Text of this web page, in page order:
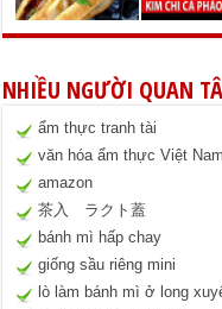
NHIỀU NGƯỜI QUAN
ẩm thực tranh tài
văn hóa ẩm thực Việt Nam
amazon
茶入 ラクト蓋
bánh mì hấp chay
giống sầu riêng mini
lò làm bánh mì ở long